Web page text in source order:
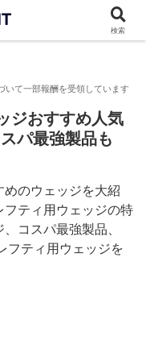
】レフティ用ウェッジおすす
ジおすすめ人気
パ最強製品も
めのウェッジを大紹
ティ用ウェッジの特
コスパ最強製品、
フティ用ウェッジを
検索